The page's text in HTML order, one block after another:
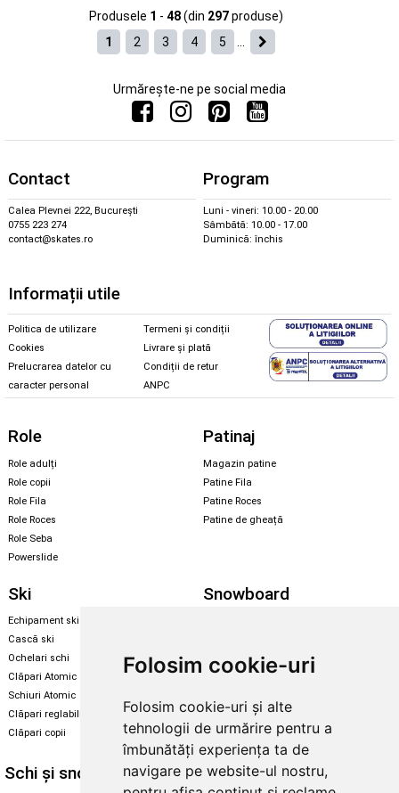
Folosim cookie-uri
Folosim cookie-uri și alte
tehnologii de urmărire pentru a
îmbunătăți experiența ta de
navigare pe website-ul nostru,
Produsele 1 - 48(din 297produse)
1
2 3 4 5
Urmărește-ne pe social media
Contact
Calea Plevnei 222, București
0755 223 274
contact@skates.ro
Program
Luni - vineri: 10.00 - 20.00
Sâmbătă: 10.00 - 17.00
Duminică: închis
Informații utile
Politica de utilizare
Cookies
Prelucrarea datelor cu
caracter personal
Termeni și condiții
Livrare și plată
Condiții de retur
ANPC
Role
Role adulți
Role copii
Role Fila
Role Roces
Role Seba
Powerslide
Patinaj
Magazin patine
Patine Fila
Patine Roces
Patine de gheață
Ski
Echipament ski
Cască ski
Ochelari schi
Clăpari Atomic
Schiuri Atomic
Clăpari reglabili
Clăpari copii
Snowboard
Legături Rome SDS
Santa Cruz
Enuff Skateboards
Schi și snowboard Diverse